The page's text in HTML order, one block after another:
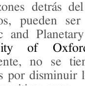
detrás
pueden
and
of
no se
por disminuir